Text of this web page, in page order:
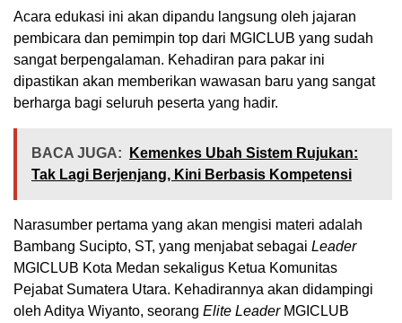
Acara edukasi ini akan dipandu langsung oleh jajaran
pembicara dan pemimpin top dari MGICLUB yang sudah
sangat berpengalaman. Kehadiran para pakar ini
dipastikan akan memberikan wawasan baru yang sangat
berharga bagi seluruh peserta yang hadir.
BACA JUGA:
Kemenkes Ubah Sistem Rujukan:
Tak Lagi Berjenjang, Kini Berbasis Kompetensi
Narasumber pertama yang akan mengisi materi adalah
Bambang Sucipto, ST, yang menjabat sebagai Leader
MGICLUB Kota Medan sekaligus Ketua Komunitas
Pejabat Sumatera Utara. Kehadirannya akan didampingi
oleh Aditya Wiyanto, seorang Elite LeaderMGICLUB